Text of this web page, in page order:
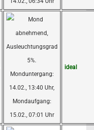
ideal